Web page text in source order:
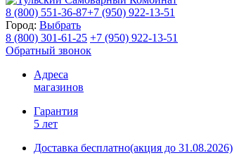
8 (800) 551-36-87+7 (950) 922-13-51
Город: Выбрать
8 (800) 301-61-25 +7 (950) 922-13-51
Обратный звонок
Адреса
магазинов
Гарантия
5 лет
Доставка бесплатно(акция до 31.08.2026)